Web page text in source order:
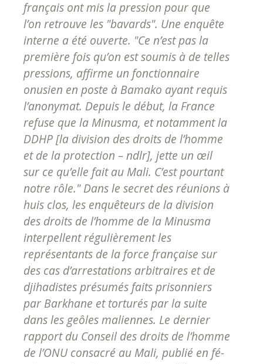
français ont mis la pression pour que
l’on retrouve les "bavards". Une enquête
interne a été ouverte. "Ce n’est pas la
première fois qu’on est soumis à de telles
pressions, affirme un fonctionnaire
onusien en poste à Bamako ayant requis
l’anonymat. Depuis le début, la France
re­fuse que la Minusma, et notamment la
DDHP [la division des droits de l’homme
et de la protection – ndlr], jette un œil
sur ce qu’elle fait au Mali. C’est pourtant
notre rôle." Dans le secret des réunions à
huis clos, les enquêteurs de la division
des droits de l’homme de la Minusma
interpellent régulièrement les
représentants de la force française sur
des cas d’arrestations arbi­traires et de
djihadistes présumés faits prisonniers
par Barkhane et torturés par la suite
dans les geôles maliennes. Le dernier
rapport du Conseil des droits de l’homme
de l’ONU consacré au Mali, publié en fé­